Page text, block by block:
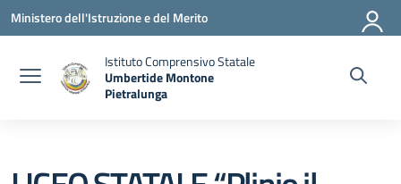
Vai ai contenuti
Vai al menu di navigazione
Vai al footer
Ministero dell'Istruzione e del Merito
Istituto Comprensivo Statale
Umbertide Montone
Pietralunga